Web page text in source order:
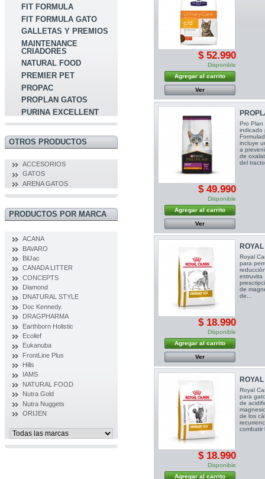
FIT FORMULA
FIT FORMULA GATO
GALLETAS Y PREMIOS
MAINTENANCE
CRIADORES
NATURAL FOOD
PREMIER PET
PROPAC
PROPLAN GATOS
PURINA EXCELLENT
OTROS PRODUCTOS
ACCESORIOS
GATOS
ARENA GATOS
PRODUCTOS POR MARCA
ACANA
BAVARO
BilJac
CANADA LITTER
CONCEPTS
Diamond
DNATURAL STYLE
Doc Kennedy.
DRAGPHARMA
Earthborn Holistic
Ecolief
Eukanuba
FrontLine Plus
Hills
IAMS
NATURAL FOOD
Nutra Gold
Nutra Nuggets
ORIJEN
$ 52.990
Disponible
Agregar al carrito
Ver
Pro Plan
indicado
incluye
a
de
del
$ 49.990
Disponible
Agregar al carrito
Ver
Royal
para
estruvita
de
de...
$ 18.990
Disponible
Agregar al carrito
Ver
Royal
para
de
de los
combatir
$ 18.990
Disponible
Agregar al carrito